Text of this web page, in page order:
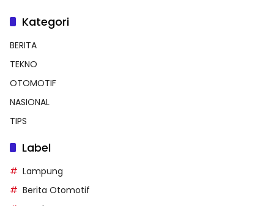
Kategori
BERITA
TEKNO
OTOMOTIF
NASIONAL
TIPS
Label
Lampung
Berita Otomotif